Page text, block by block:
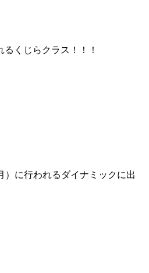
くじらクラス！！！
）に行われるダイナミックに出